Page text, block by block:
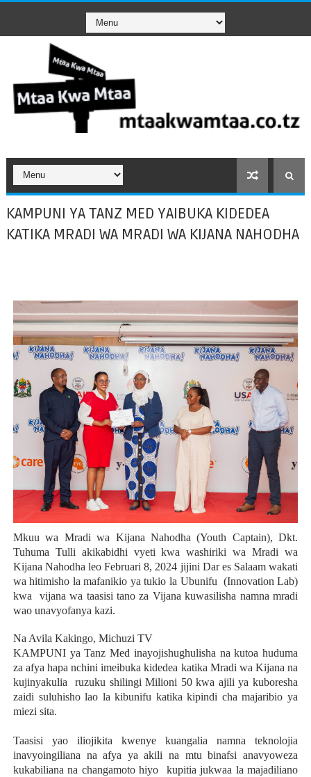
KAMPUNI YA TANZ MED YAIBUKA KIDEDEA
KATIKA MRADI WA MRADI WA KIJANA NAHODHA
Mkuu wa Mradi wa Kijana Nahodha (Youth Captain), Dkt.
Tuhuma Tulli akikabidhi vyeti kwa washiriki wa Mradi wa
Kijana Nahodha leo Februari 8, 2024 jijini Dar es Salaam wakati
wa hitimisho la mafanikio ya tukio la Ubunifu (Innovation Lab)
kwa vijana wa taasisi tano za Vijana kuwasilisha namna mradi
wao unavyofanya kazi.
Na Avila Kakingo, Michuzi TV
KAMPUNI ya Tanz Med inayojishughulisha na kutoa huduma
za afya hapa nchini imeibuka kidedea katika Mradi wa Kijana na
kujinyakulia ruzuku shilingi Milioni 50 kwa ajili ya kuboresha
zaidi suluhisho lao la kibunifu katika kipindi chamajaribio ya
miezi sita.
Taasisi yao iliojikita kwenye kuangalia namna teknolojia
inavyoingiliana na afya ya akili na mtu binafsi anavyoweza
kukabiliana na changamoto hiyo kupitia jukwaa la majadiliano